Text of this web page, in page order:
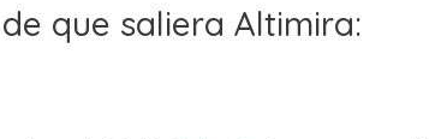
que saliera Altimira: